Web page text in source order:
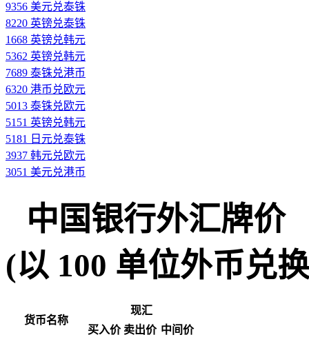
9356 美元兑泰铢
8220 英镑兑泰铢
1668 英镑兑韩元
5362 英镑兑韩元
7689 泰铢兑港币
6320 港币兑欧元
5013 泰铢兑欧元
5151 英镑兑韩元
5181 日元兑泰铢
3937 韩元兑欧元
3051 美元兑港币
中国银行外汇牌价
(以 100 单位外币兑
货币名称
现汇
买入价 卖出价 中间价